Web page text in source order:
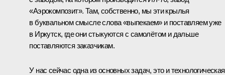
«Аэрокомпозит». Там, собственно, мы эти крылья
в буквальном смысле слова «выпекаем» и поставляем уже
в Иркутск, где они стыкуются с самолётом и дальше
поставляются заказчикам.
У нас сейчас одна из основных задач, это и технологическая